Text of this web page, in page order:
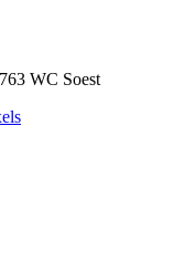
WC Soest